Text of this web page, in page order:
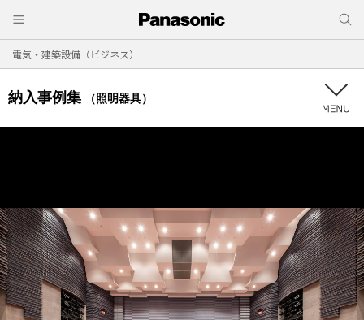
電気・建築設備（ビジネス）
納入事例集 （照明器具）